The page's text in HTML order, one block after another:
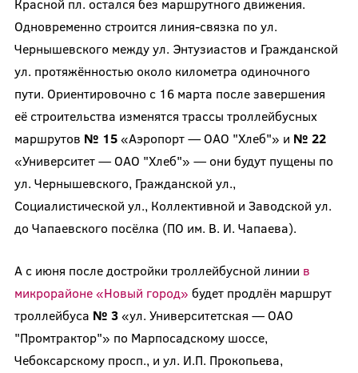
Красной пл. остался без маршрутного движения.
Одновременно строится линия-связка по ул.
Чернышевского между ул. Энтузиастов и Гражданской
ул. протяжённостью около километра одиночного
пути. Ориентировочно с 16 марта после завершения
её строительства изменятся трассы троллейбусных
маршрутов № 15«Аэропорт — ОАО "Хлеб"» и № 22
«Университет — ОАО "Хлеб"» — они будут пущены по
ул. Чернышевского, Гражданской ул.,
Социалистической ул., Коллективной и Заводской ул.
до Чапаевского посёлка (ПО им. В. И. Чапаева).
А с июня после достройки троллейбусной линии в
микрорайоне «Новый город» будет продлён маршрут
троллейбуса № 3«ул. Университетская — ОАО
"Промтрактор"» по Марпосадскому шоссе,
Чебоксарскому просп., и ул. И.П. Прокопьева,